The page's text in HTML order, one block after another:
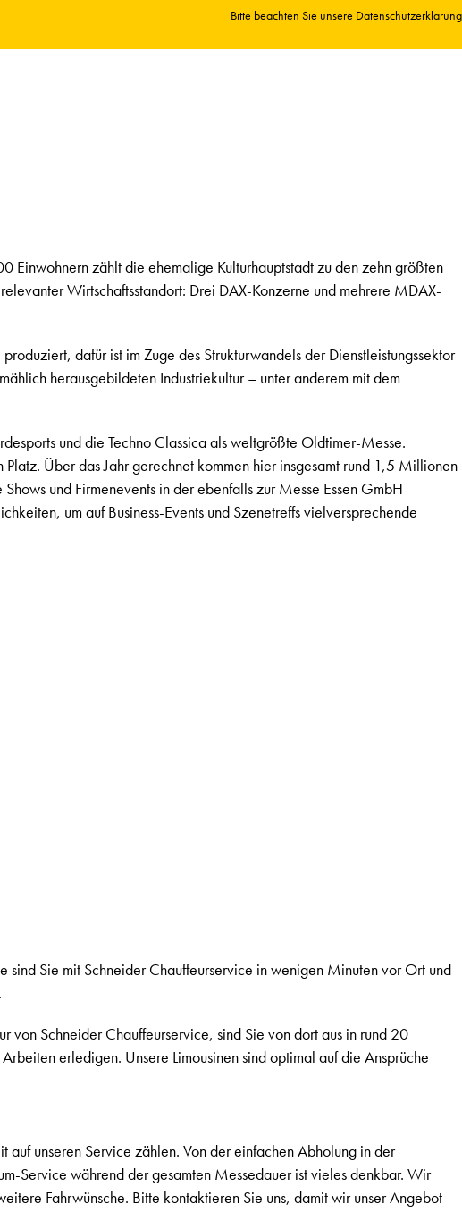
Bitte beachten Sie unsere Datenschutzerklärung
Einwohnern zählt die ehemalige Kulturhauptstadt zu den zehn größten
Wirtschaftsstandort: Drei DAX-Konzerne und mehrere MDAX-
dafür ist im Zuge des Strukturwandels der Dienstleistungssektor
herausgebildeten Industriekultur – unter anderem mit dem
und die Techno Classica als weltgrößte Oldtimer-Messe.
Über das Jahr gerechnet kommen hier insgesamt rund 1,5 Millionen
und Firmenevents in der ebenfalls zur Messe Essen GmbH
um auf Business-Events und Szenetreffs vielversprechende
Sie mit Schneider Chauffeurservice in wenigen Minuten vor Ort und
von Schneider Chauffeurservice, sind Sie von dort aus in rund 20
erledigen. Unsere Limousinen sind optimal auf die Ansprüche
unseren Service zählen. Von der einfachen Abholung in der
Service während der gesamten Messedauer ist vieles denkbar. Wir
Fahrwünsche. Bitte kontaktieren Sie uns, damit wir unser Angebot